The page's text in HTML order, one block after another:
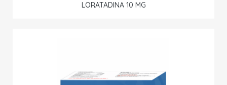
LORATADINA 10 MG